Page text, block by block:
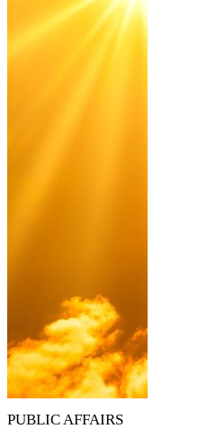
PUBLIC AFFAIRS